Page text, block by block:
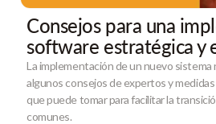
Consejos para una
software estratégica y
La implementación de un nuevo sistema
algunos consejos de expertos y
que puede tomar para facilitar la
comunes.